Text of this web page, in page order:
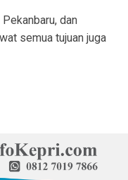
dan
semua tujuan juga